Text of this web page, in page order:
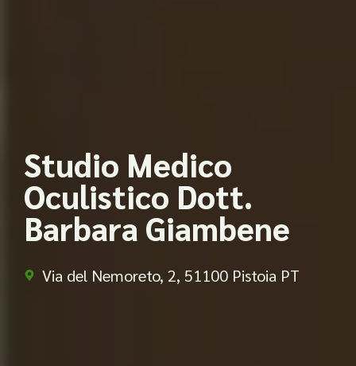
Studio Medico
Oculistico Dott.
Barbara Giambene
Via del Nemoreto, 2, 51100 Pistoia PT